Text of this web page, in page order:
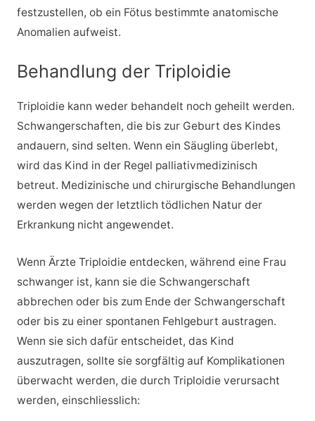
festzustellen, ob ein Fötus bestimmte anatomische
Anomalien aufweist.
Behandlung der Triploidie
Triploidie kann weder behandelt noch geheilt werden.
Schwangerschaften, die bis zur Geburt des Kindes
andauern, sind selten. Wenn ein Säugling überlebt,
wird das Kind in der Regel palliativmedizinisch
betreut. Medizinische und chirurgische Behandlungen
werden wegen der letztlich tödlichen Natur der
Erkrankung nicht angewendet.
Wenn Ärzte Triploidie entdecken, während eine Frau
schwanger ist, kann sie die Schwangerschaft
abbrechen oder bis zum Ende der Schwangerschaft
oder bis zu einer spontanen Fehlgeburt austragen.
Wenn sie sich dafür entscheidet, das Kind
auszutragen, sollte sie sorgfältig auf Komplikationen
überwacht werden, die durch Triploidie verursacht
werden, einschliesslich: